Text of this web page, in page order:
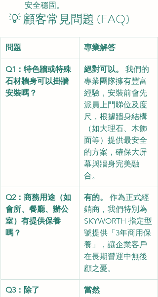
安全穩固。
💡 顧客常見問題 (FAQ)
問題 專業解答
Q1：特色牆或特殊
石材牆身可以掛牆
安裝嗎？
絕對可以。
我們的
專業團隊擁有豐富
經驗，安裝前會先
派員上門睇位及度
尺，根據牆身結構
（如大理石、木飾
面等）提供最安全
的方案，確保大屏
幕與牆身完美融
合。
Q2：商務用途（如
會所、餐廳、辦公
室）有提供保養
嗎？
有的。
作為正式經
銷商，我們特別為
SKYWORTH 指定型
號提供「3年商用保
養」，讓企業客戶
在長期營運中無後
顧之憂。
Q3：除了
當然